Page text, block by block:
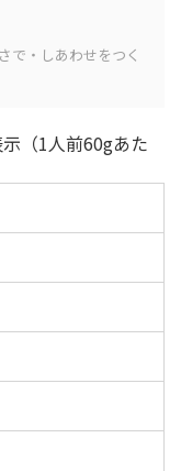
で・しあわせをつく
（1人前60gあた